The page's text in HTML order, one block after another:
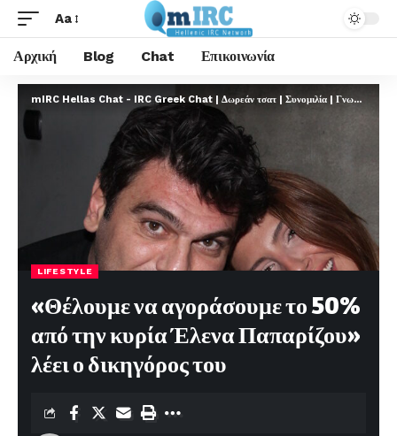
Aa
Αρχική Blog Chat Επικοινωνία
mIRC Hellas Chat - IRC Greek Chat | Δωρεάν τσατ | Συνομιλία | Γνωριμίες | FREE
LIFESTYLE
«Θέλουμε να αγοράσουμε το 50%
από την κυρία Έλενα Παπαρίζου»
λέει ο δικηγόρος του